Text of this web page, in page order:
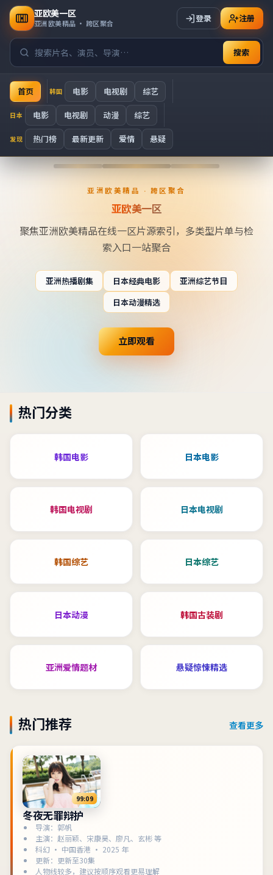
亚欧美一区
亚洲欧美精品 · 跨区聚合
搜索
登录 注册
首页 韩国 电影 电视剧 综艺
日本 电影 电视剧 动漫 综艺
发现 热门榜 最新更新 爱情 悬疑
亚洲欧美精品在线一区
亚洲欧美精品 · 跨区聚合
亚欧美一区
聚焦亚洲欧美精品在线一区片源索引，多类型片单与检
索入口一站聚合
亚洲热播剧集 日本经典电影
亚洲综艺节目
日本动漫精选
立即观看
热门分类
韩国电影 日本电影
韩国电视剧 日本电视剧
韩国综艺 日本综艺
日本动漫 韩国古装剧
亚洲爱情题材 悬疑惊悚精选
热门推荐 查看更多
99:09
冬夜无罪辩护
导演：郭帆
主演：赵丽颖、宋康昊、廖凡、玄彬 等
科幻 · 中国香港 · 2025 年
更新：更新至30集
人物线较多，建议按顺序观看更易理解